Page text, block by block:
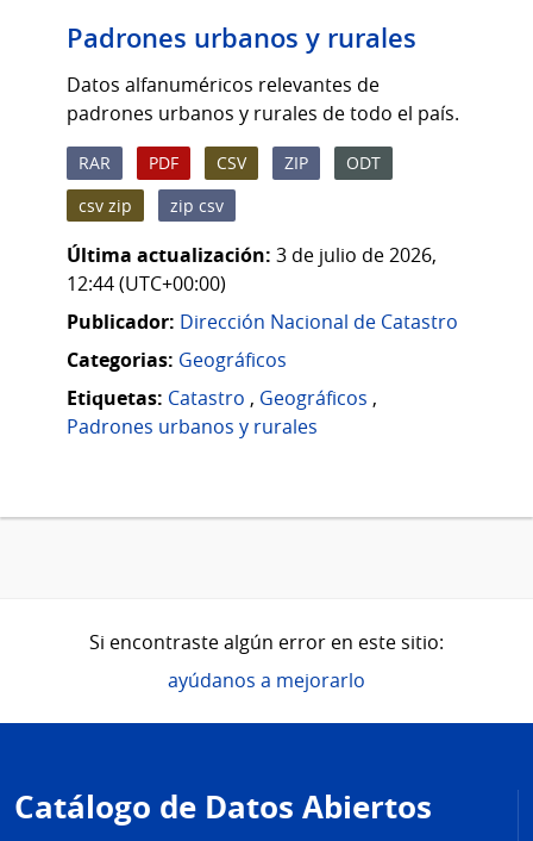
Padrones urbanos y rurales
Datos alfanuméricos relevantes de
padrones urbanos y rurales de todo el país.
RAR PDF CSV ZIP
ODT
csv zip
zip csv
Última actualización: 3 de julio de 2026,
12:44 (UTC+00:00)
Publicador: Dirección Nacional de Catastro
Categorias: Geográficos
Etiquetas: Catastro , Geográficos ,
Padrones urbanos y rurales
Si encontraste algún error en este sitio:
ayúdanos a mejorarlo
de
página
Catálogo de Datos Abiertos